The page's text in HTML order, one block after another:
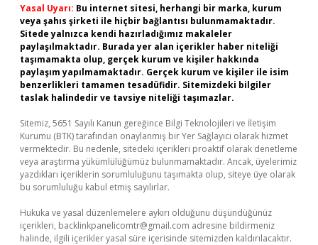
Yasal Uyarı: Bu internet sitesi, herhangi bir marka, kurum
veya şahıs şirketi ile hiçbir bağlantısı bulunmamaktadır.
Sitede yalnızca kendi hazırladığımız makaleler
paylaşılmaktadır. Burada yer alan içerikler haber niteliği
taşımamakta olup, gerçek kurum ve kişiler hakkında
paylaşım yapılmamaktadır. Gerçek kurum ve kişiler ile isim
benzerlikleri tamamen tesadüfidir. Sitemizdeki bilgiler
taslak halindedir ve tavsiye niteliği taşımazlar.
Sitemiz, 5651 Sayılı Kanun gereğince Bilgi Teknolojileri ve İletişim
Kurumu (BTK) tarafından onaylanmış bir Yer Sağlayıcı olarak hizmet
vermektedir. Bu nedenle, sitedeki içerikleri proaktif olarak denetleme
veya araştırma yükümlülüğümüz bulunmamaktadır. Ancak, üyelerimiz
yazdıkları içeriklerin sorumluluğunu taşımakta olup, siteye üye olarak
bu sorumluluğu kabul etmiş sayılırlar.
Hukuka ve yasal düzenlemelere aykırı olduğunu düşündüğünüz
içerikleri, backlinkpanelicomtr@gmail.com adresine bildirmeniz
halinde, ilgili içerikler yasal süre içerisinde sitemizden kaldırılacaktır.